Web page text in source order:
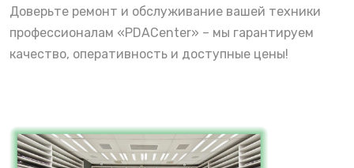
Доверьте ремонт и обслуживание вашей техники
профессионалам «PDACenter» – мы гарантируем
качество, оперативность и доступные цены!